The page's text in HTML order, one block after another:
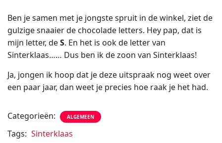
E
Ben je samen met je jongste spruit in de winkel, ziet de
gulzige snaaier de chocolade letters. Hey pap, dat is
mijn letter, deS. En het is ook de letter van
Sinterklaas…… Dus ben ik de zoon van Sinterklaas!
Ja, jongen ik hoop dat je deze uitspraak nog weet over
een paar jaar, dan weet je precies hoe raak je het had.
Categorieën: ALGEMEEN
Tags: Sinterklaas